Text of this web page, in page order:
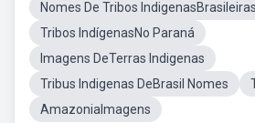
Nomes De Tribos IndigenasBrasileiras
Tribos IndígenasNo Paraná
Imagens DeTerras Indigenas
Tribus Indigenas DeBrasil Nomes
AmazoniaImagens